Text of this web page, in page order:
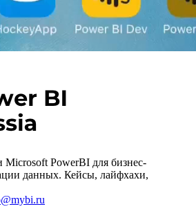
Microsoft PowerBI для бизнес-
данных. Кейсы, лайфхахи,